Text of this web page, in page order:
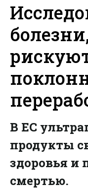
В ЕС
продукты
здоровья и
смертью.